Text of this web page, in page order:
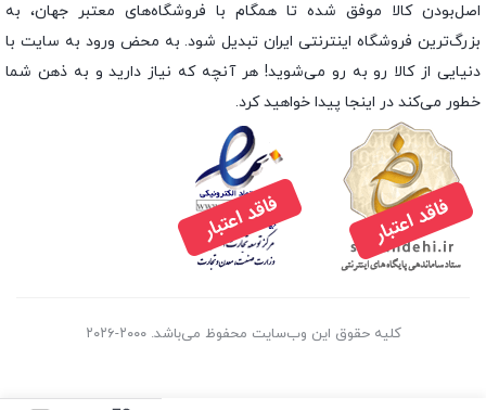
اصل‌بودن کالا موفق شده تا همگام با فروشگاه‌های معتبر جهان، به
بزرگ‌ترین فروشگاه اینترنتی ایران تبدیل شود. به محض ورود به سایت با
دنیایی از کالا رو به رو می‌شوید! هر آنچه که نیاز دارید و به ذهن شما
خطور می‌کند در اینجا پیدا خواهید کرد.
کلیه حقوق این وب‌سایت محفوظ می‌باشد. ۲۰۰۰-۲۰۲۶